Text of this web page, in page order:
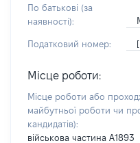
По батькові (за
наявності):
Податковий номер:
Місце роботи:
Місце роботи або
майбутньої роботи чи
кандидатів):
військова частина А1893